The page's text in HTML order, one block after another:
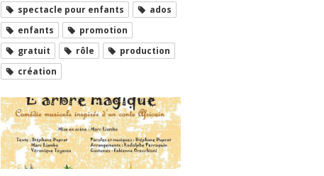
spectacle pour enfants
ados
enfants
promotion
gratuit
rôle
production
création